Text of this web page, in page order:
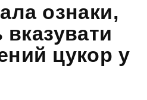
ознаки,
вказувати
цукор у